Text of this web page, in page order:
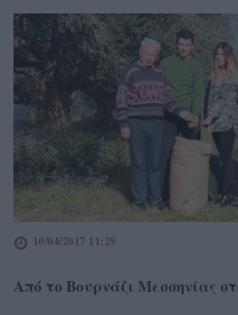
10/04/2017 11:29
Από το Βουρνάζι Μεσσηνίας